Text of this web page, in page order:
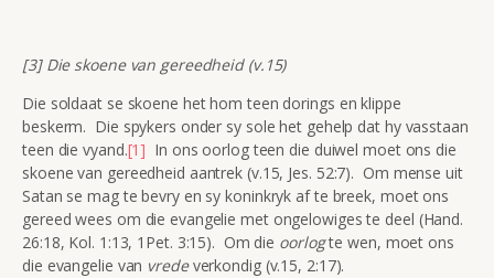
[3] Die skoene van gereedheid (v.15)
Die soldaat se skoene het hom teen dorings en klippe
beskerm. Die spykers onder sy sole het gehelp dat hy vasstaan
teen die vyand.[1] In ons oorlog teen die duiwel moet ons die
skoene van gereedheid aantrek (v.15, Jes. 52:7). Om mense uit
Satan se mag te bevry en sy koninkryk af te breek, moet ons
gereed wees om die evangelie met ongelowiges te deel (Hand.
26:18, Kol. 1:13, 1Pet. 3:15). Om die oorlogte wen, moet ons
die evangelie van vredeverkondig (v.15, 2:17).